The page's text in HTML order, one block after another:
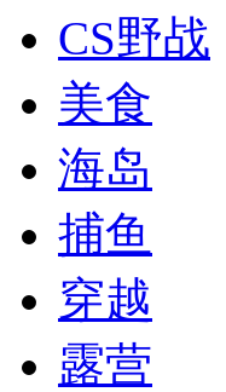
CS野战
美食
海岛
捕鱼
穿越
露营